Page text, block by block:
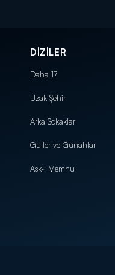
DİZİLER
Daha 17
Uzak Şehir
Arka Sokaklar
Güller ve Günahlar
Aşk-ı Memnu